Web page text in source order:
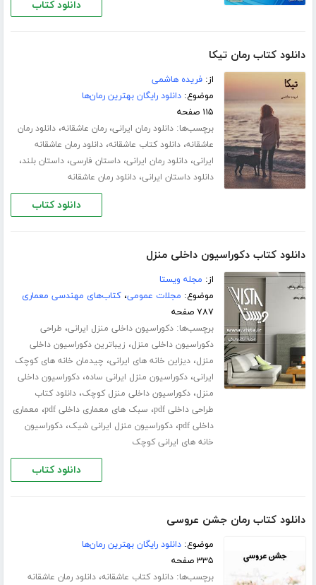
دانلود کتاب
دانلود کتاب رمان تیکا
از:فریده هاشمی
موضوع:دانلود رایگان بهترین رمان‌ها
۱۱۵ صفحه
برچسب‌ها:دانلود رمان ایرانی،رمان عاشقانه،دانلود رمان
عاشقانه،دانلود کتاب عاشقانه،دانلود رمان عاشقانه
ایرانی،دانلود رمان ایرانی،داستان فارسی،داستان بلند،
دانلود داستان ایرانی،دانلود رمان عاشقانه
دانلود کتاب
دانلود کتاب دکوراسیون داخلی منزل
از: مجله ویستا
موضوع: مجلات عمومی،کتاب‌های مهندسی معماری
۷۸۷ صفحه
برچسب‌ها:دکوراسیون داخلی منزل ایرانی، طراحی
دکوراسیون داخلی منزل، زیباترین دکوراسیون داخلی
منزل،دیزاین خانه های ایرانی، چیدمان خانه های کوچک
ایرانی،دکوراسیون منزل ایرانی ساده،دکوراسیون داخلی
منزل،دکوراسیون داخلی منزل کوچک،دانلود کتاب
طراحی داخلی pdf
، سبک های معماری داخلی pdf ، معماری
داخلی pdf
،دکوراسیون منزل ایرانی شیک،دکوراسیون
خانه های ایرانی کوچک
دانلود کتاب
دانلود کتاب رمان جشن عروسی
موضوع:دانلود رایگان بهترین رمان‌ها
۳۳۵ صفحه
برچسب‌ها:دانلود کتاب عاشقانه،دانلود رمان عاشقانه